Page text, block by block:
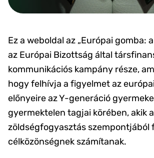
Ez a weboldal az „Európai gomba:
az Európai Bizottság által
kommunikációs kampány része,
hogy felhívja a figyelmet az
előnyeire az Y-generáció
gyermektelen tagjai körében, akik
zöldségfogyasztás szempontjából
célközönségnek számítanak.